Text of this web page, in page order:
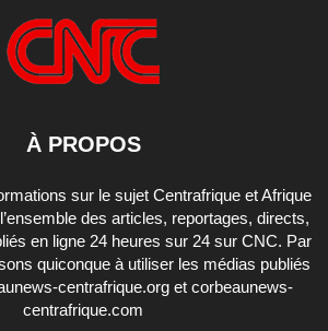
À PROPOS
sur le sujet Centrafrique et Afrique
des articles, reportages, directs,
en ligne 24 heures sur 24 sur CNC. Par
quiconque à utiliser les médias publiés
centrafrique.org et corbeaunews-
centrafrique.com